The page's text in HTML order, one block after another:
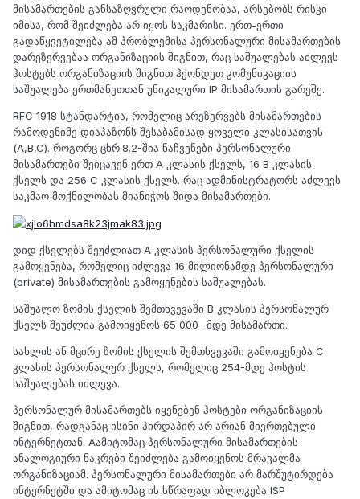
მისამართების განსაზღვრული რაოდენობაა, არსებობს რისკი
იმისა, რომ შეიძლება არ იყოს საკმარისი. ერთ-ერთი
გადაწყვეტილება ამ პრობლემისა პერსონალური მისამართების
დარეზერვებაა ორგანიზაციის შიგნით, რაც საშუალებას აძლევს
ჰოსტებს ორგანიზაციის შიგნით ჰქონდეთ კომუნიკაციის
საშუალება ერთმანეთთან უნიკალური IP მისამართის გარეშე.
RFC 1918 სტანდარტია, რომელიც არეზერვებს მისამართების
რამოდენიმე დიაპაზონს შესაბამისად ყოველი კლასისათვის
(A,B,C). როგორც ცხრ.8.2-შია ნაჩვენები პერსონალური
მისამართები შეიცავენ ერთ A კლასის ქსელს, 16 B კლასის
ქსელს და 256 C კლასის ქსელს. რაც ადმინისტრატორს აძლევს
საკმაო მოქნილობას მიანიჭოს შიდა მისამართები.
დიდ ქსელებს შეუძლიათ A კლასის პერსონალური ქსელის
გამოყენება, რომელიც იძლევა 16 მილიონამდე პერსონალური
(private) მისამართების გამოყენების საშუალებას.
საშუალო ზომის ქსელის შემთხვევაში B კლასის პერსონალურ
ქსელს შეუძლია გამოიყენოს 65 000- მდე მისამართი.
სახლის ან მცირე ზომის ქსელის შემთხვევაში გამოიყენება C
კლასის პერსონალურ ქსელს, რომელიც 254-მდე ჰოსტის
საშუალებას იძლევა.
პერსონალურ მისამართებს იყენებენ ჰოსტები ორგანიზაციის
შიგნით, რადგანაც ისინი პირდაპირ არ არიან მიერთებული
ინტერნეტთან. Aამიტომაც პერსონალური მისამართების
ანალოგიური ნაკრები შეიძლება გამოიყენოს მრავალმა
ორგანიზაციამ. პერსონალური მისამართები არ მარშუტირდება
ინტერნეტში და ამიტომაც ის სწრაფად იბლოკება ISP